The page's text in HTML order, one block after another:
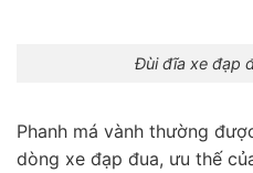
Đùi đĩa xe đạp
Phanh má vành thường
dòng xe đạp đua, ưu thế